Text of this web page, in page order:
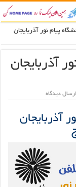
پیام نور آذربایجان
آذربایجان
ارسال دیدگاه
آذربایجان